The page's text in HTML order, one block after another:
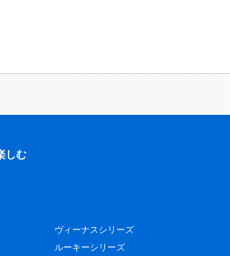
しむ
ヴィーナスシリーズ
ルーキーシリーズ